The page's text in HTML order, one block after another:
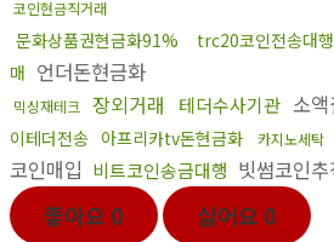
코인현금직거래
문화상품권현금화91% trc20코인전송대행
매 언더돈현금화
믹싱재테크 장외거래 테더수사기관 소
이테더전송 아프리카tv돈현금화 카지노세탁
코인매입 비트코인송금대행 빗썸코인추
좋아요 0 싫어요 0